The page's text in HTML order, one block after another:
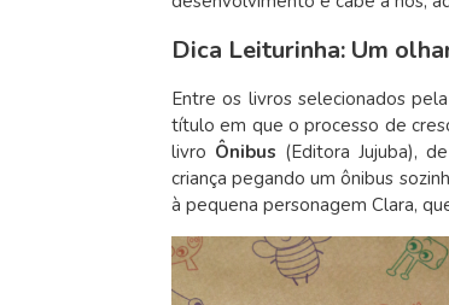
Dica Leiturinha: Um
Entre os livros selecionados pela
título em que o processo de
livro Ônibus (Editora Jujuba),
criança pegando um ônibus
à pequena personagem Clara,